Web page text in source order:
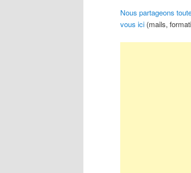
Nous partageons
vous ici (mails,